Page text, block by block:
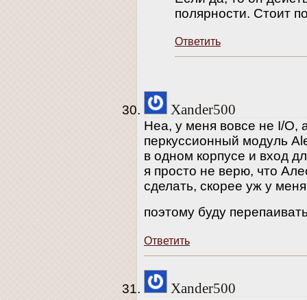
полярности. Стоит
Ответить
Xander500
Неа, у меня вовсе не I/O,
перкуссионный модуль
в одном корпусе и вход
я просто не верю, что
сделать, скорее уж у
поэтому буду
Ответить
Xander500